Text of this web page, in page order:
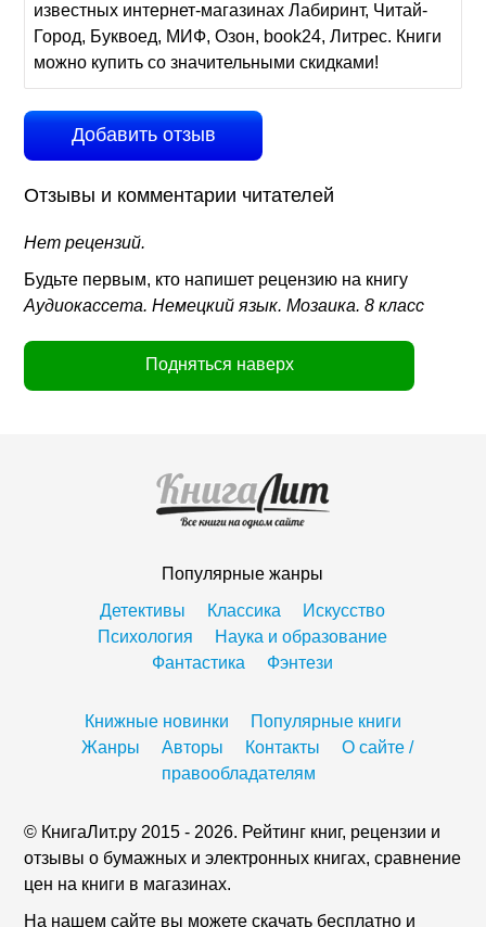
известных интернет-магазинах Лабиринт, Читай-
Город, Буквоед, МИФ, Озон, book24, Литрес. Книги
можно купить со значительными скидками!
Добавить отзыв
Отзывы и комментарии читателей
Нет рецензий.
Будьте первым, кто напишет рецензию на книгу
Аудиокассета. Немецкий язык. Мозаика. 8 класс
Подняться наверх
Популярные жанры
Детективы
Классика
Искусство
Психология
Наука и образование
Фантастика
Фэнтези
Книжные новинки
Популярные книги
Жанры
Авторы Контакты
О сайте /
правообладателям
© КнигаЛит.ру 2015 - 2026. Рейтинг книг, рецензии и
отзывы о бумажных и электронных книгах, сравнение
цен на книги в магазинах.
На нашем сайте вы можете скачать бесплатно и